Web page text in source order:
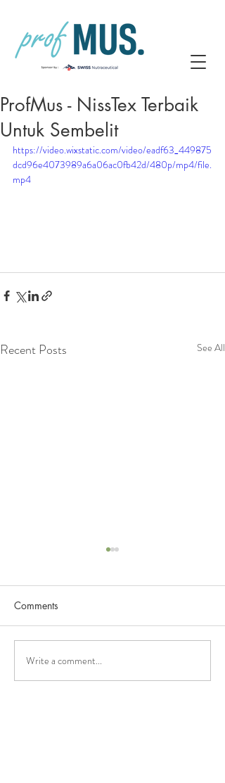
ProfMus - NissTex Terbaik
Untuk Sembelit
https://video.wixstatic.com/video/eadf63_449875
dcd96e4073989a6a06ac0fb42d/480p/mp4/file.
mp4
Recent Posts See All
Fungsi Hati Dalam Badan
Manusia
Comments
Write a comment...